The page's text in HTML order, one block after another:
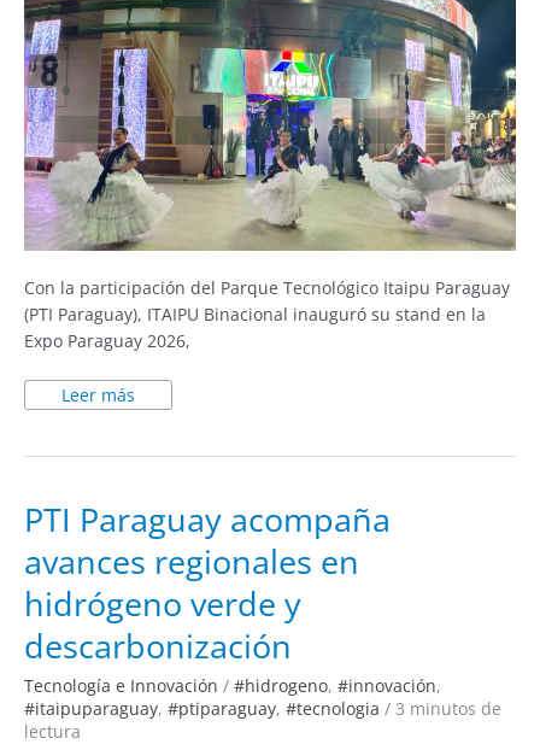
Con la participación del Parque Tecnológico Itaipu Paraguay
(PTI Paraguay), ITAIPU Binacional inauguró su stand en la
Expo Paraguay 2026,
Leer más
PTI Paraguay acompaña
avances regionales en
hidrógeno verde y
descarbonización
Tecnología e Innovación / #hidrogeno, #innovación,
#itaipuparaguay, #ptiparaguay, #tecnologia / 3 minutos de
lectura
PTI
Paraguay
acompaña
avances
regionales
hidrógeno
verde
descarbonización